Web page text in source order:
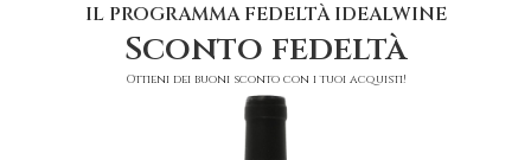
IL PROGRAMMA FEDELTÀ IDEALWINE
Sconto fedeltà
Ottieni dei buoni sconto con i tuoi acquisti!